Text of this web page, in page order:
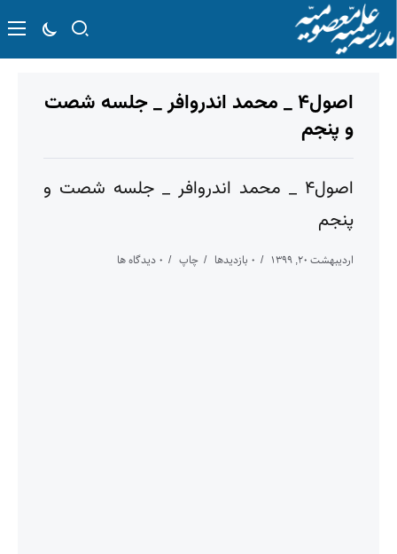
اصول۴ _ محمد اندروافر _ جلسه شصت
و پنجم
اصول۴ _ محمد اندروافر _ جلسه شصت و
پنجم
اردیبهشت ۲۰, ۱۳۹۹ ۰ بازدیدها چاپ ۰ دیدگاه ها